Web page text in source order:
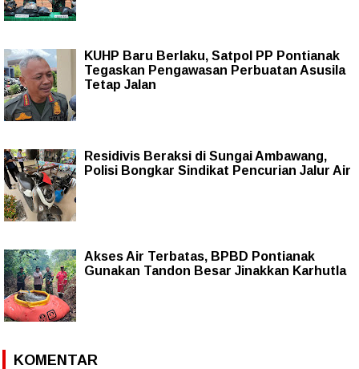
KUHP Baru Berlaku, Satpol PP Pontianak
Tegaskan Pengawasan Perbuatan Asusila
Tetap Jalan
Residivis Beraksi di Sungai Ambawang,
Polisi Bongkar Sindikat Pencurian Jalur Air
Akses Air Terbatas, BPBD Pontianak
Gunakan Tandon Besar Jinakkan Karhutla
KOMENTAR